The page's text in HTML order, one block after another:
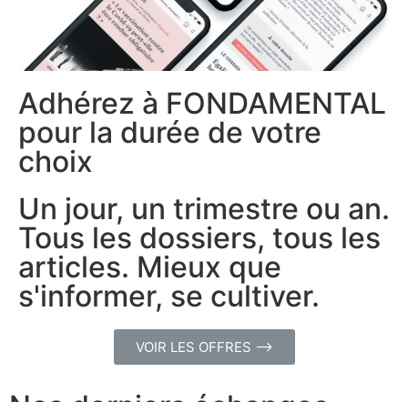
Adhérez à FONDAMENTAL
pour la durée de votre
choix
Un jour, un trimestre ou an.
Tous les dossiers, tous les
articles. Mieux que
s'informer, se cultiver.
VOIR LES OFFRES ⟶